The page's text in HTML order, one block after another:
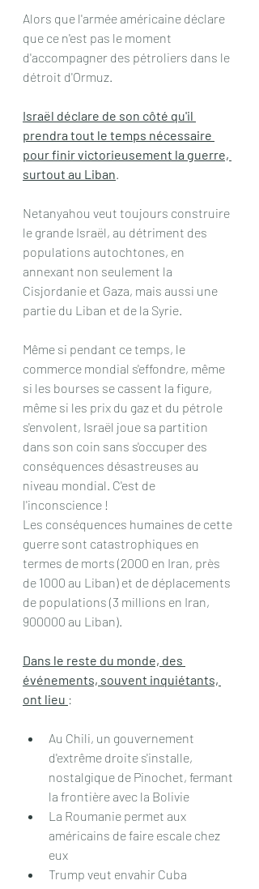
Alors que l'armée américaine déclare
que ce n'est pas le moment
d'accompagner des pétroliers dans le
détroit d'Ormuz.
Israël déclare de son côté qu'il
prendra tout le temps nécessaire
pour finir victorieusement la guerre,
surtout au Liban.
Netanyahou veut toujours construire
le grande Israël, au détriment des
populations autochtones, en
annexant non seulement la
Cisjordanie et Gaza, mais aussi une
partie du Liban et de la Syrie.
Même si pendant ce temps, le
commerce mondial s'effondre, même
si les bourses se cassent la figure,
même si les prix du gaz et du pétrole
s'envolent, Israël joue sa partition
dans son coin sans s'occuper des
conséquences désastreuses au
niveau mondial. C'est de
l'inconscience !
Les conséquences humaines de cette
guerre sont catastrophiques en
termes de morts (2000 en Iran, près
de 1000 au Liban) et de déplacements
de populations (3 millions en Iran,
900000 au Liban).
Dans le reste du monde, des
événements, souvent inquiétants,
ont lieu :
Au Chili, un gouvernement
d'extrême droite s'installe,
nostalgique de Pinochet, fermant
la frontière avec la Bolivie
La Roumanie permet aux
américains de faire escale chez
eux
Trump veut envahir Cuba